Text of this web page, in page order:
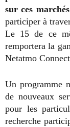
sur ces marchés
participer à
Le 15 de ce
remportera la
Netatmo
Un programme
de nouveaux
pour les
recherche